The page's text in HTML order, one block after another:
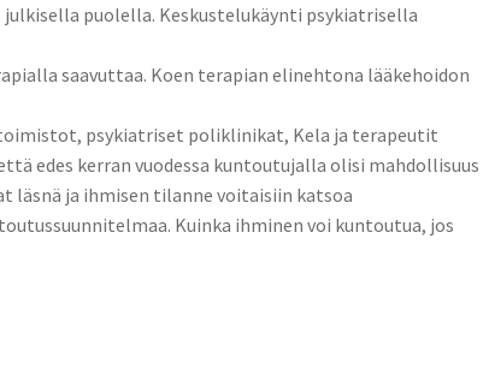
puolella. Keskustelukäynti psykiatrisella
saavuttaa. Koen terapian elinehtona lääkehoidon
psykiatriset poliklinikat, Kela ja terapeutit
edes kerran vuodessa kuntoutujalla olisi mahdollisuus
läsnä ja ihmisen tilanne voitaisiin katsoa
Kuinka ihminen voi kuntoutua, jos